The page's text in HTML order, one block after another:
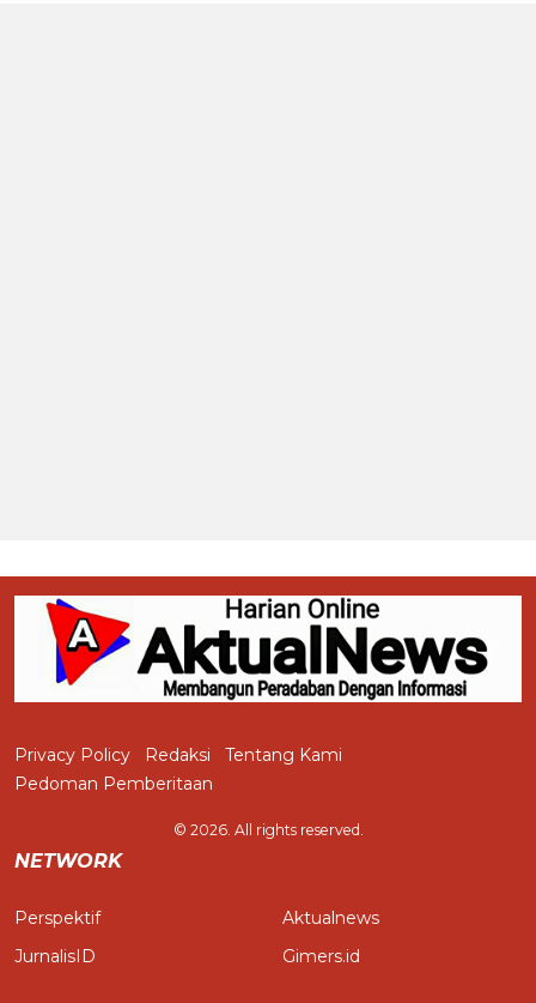
Privacy Policy Redaksi
Tentang Kami
Pedoman Pemberitaan
© 2026. All rights reserved.
NETWORK
Perspektif
JurnalisID
Aktualnews
Gimers.id